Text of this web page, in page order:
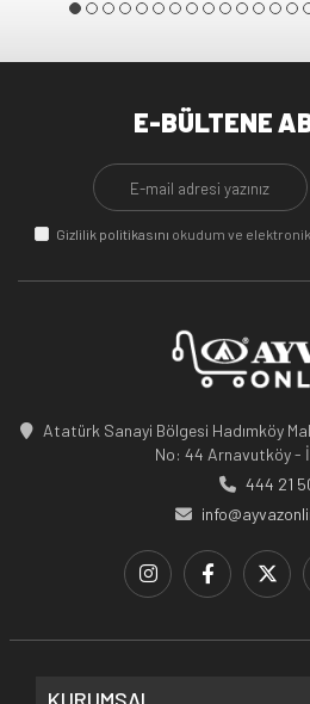
E-BÜLTENE
Gizlilik politikasını okudum ve
Atatürk Sanayi Bölgesi Hadımköy
No: 44 Arnavutköy -
444 21